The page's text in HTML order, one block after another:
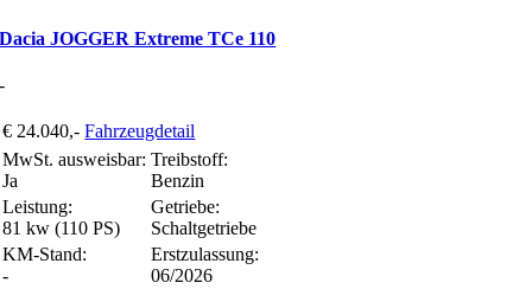
Dacia JOGGER Extreme TCe 110
-
€ 24.040,- Fahrzeugdetail
MwSt. ausweisbar:
Ja
Treibstoff:
Benzin
Leistung:
81 kw (110 PS)
Getriebe:
Schaltgetriebe
KM-Stand:
-
Erstzulassung:
06/2026